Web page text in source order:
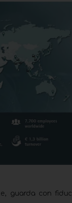
guarda con